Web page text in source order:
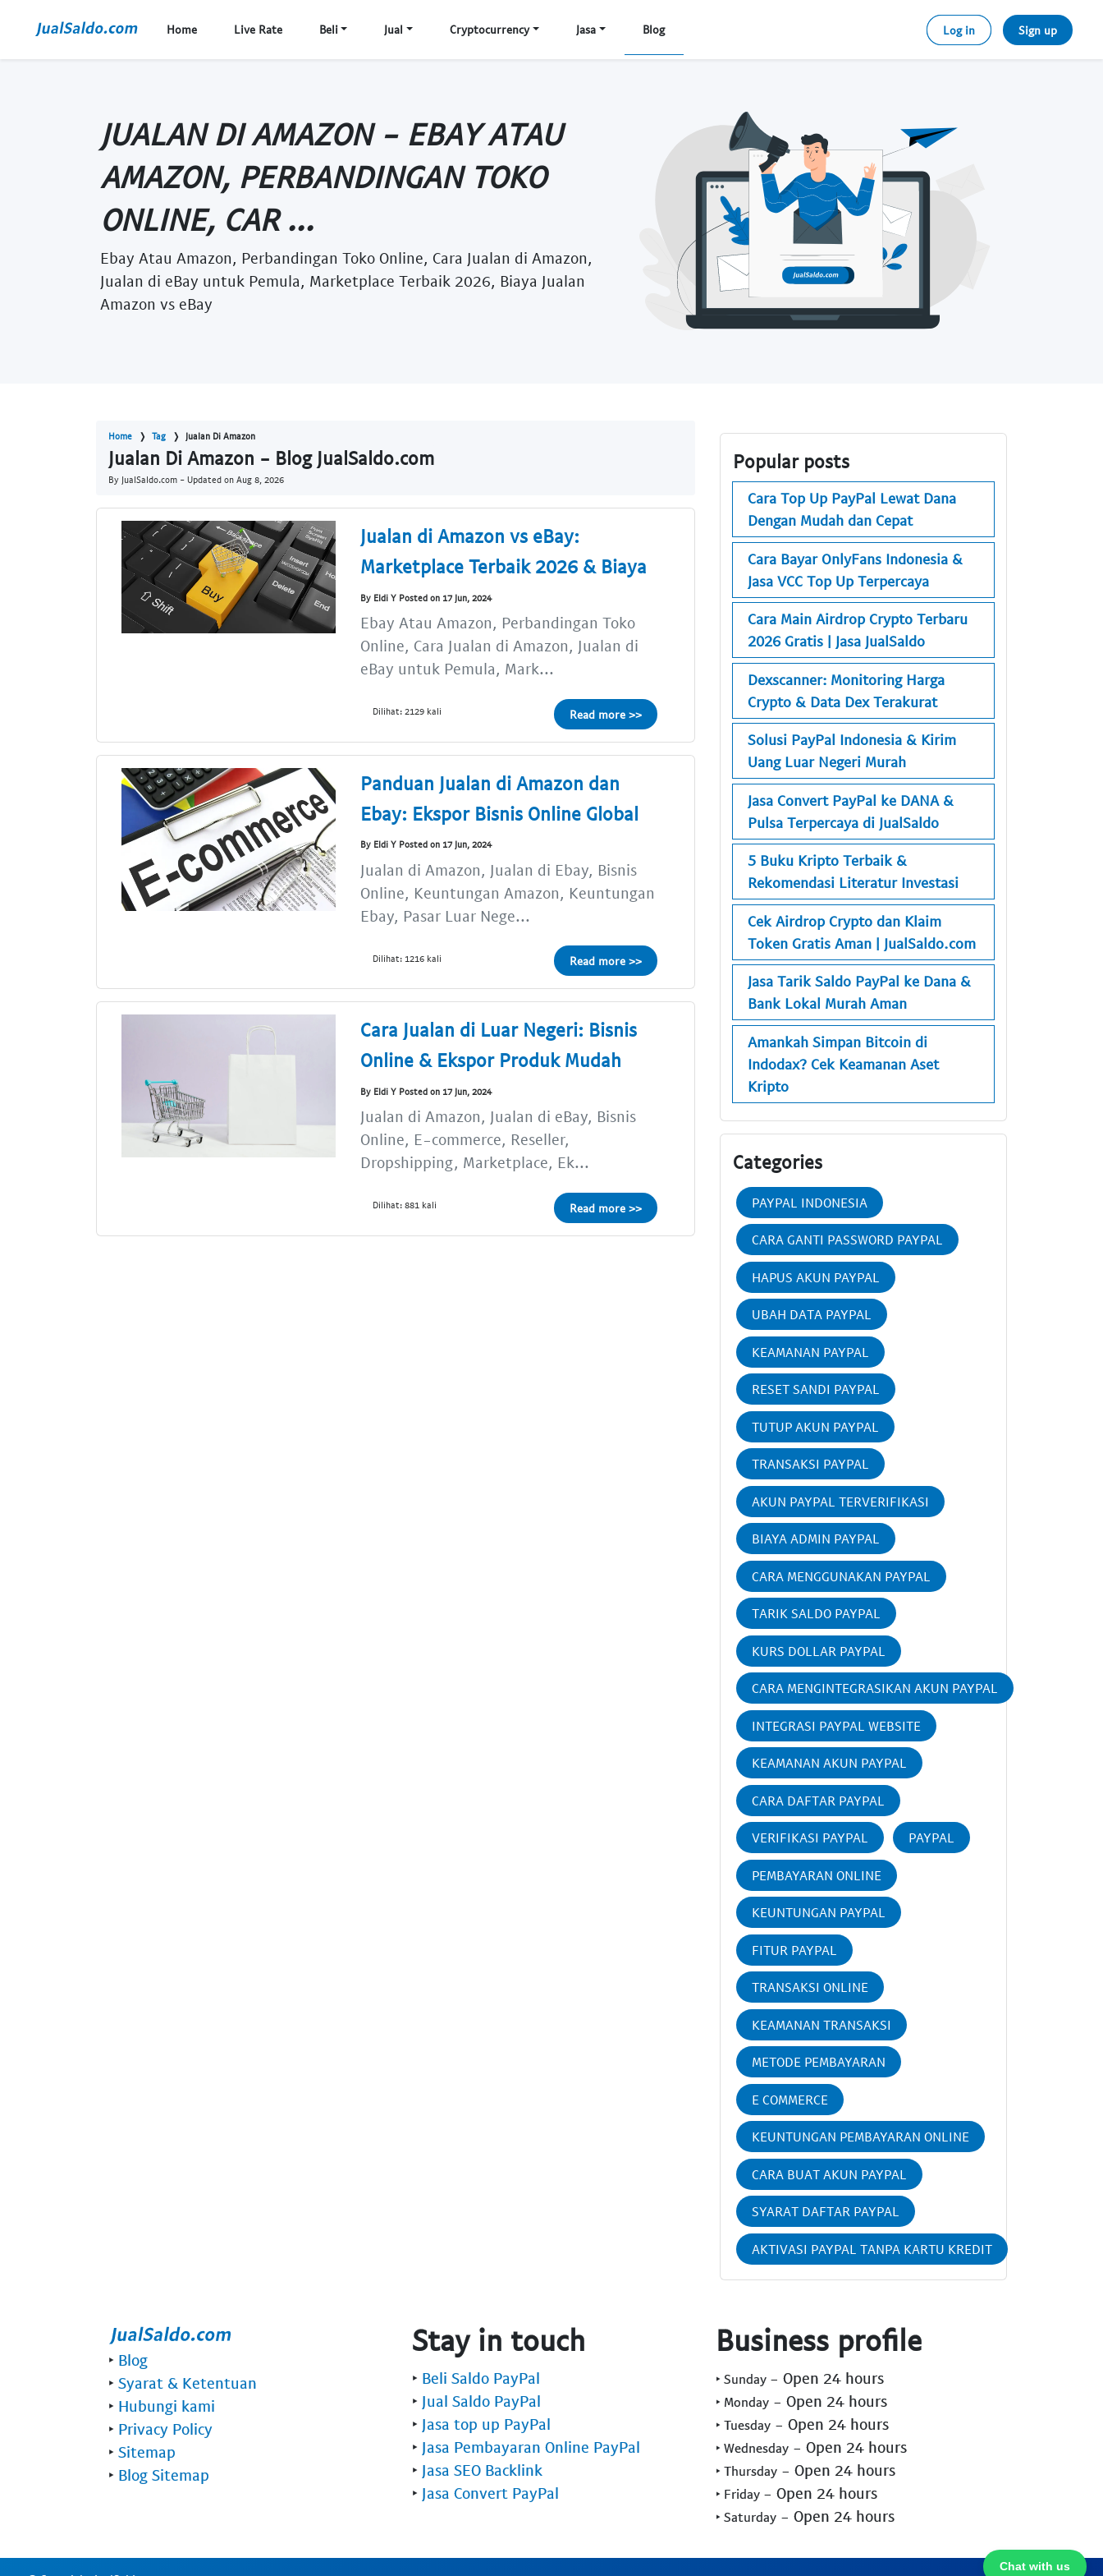
Home Live Rate Beli Jual Cryptocurrency Jasa Blog Log in Sign up
JUALAN DI AMAZON - EBAY ATAU
AMAZON, PERBANDINGAN TOKO
ONLINE, CAR ...
Ebay Atau Amazon, Perbandingan Toko Online, Cara Jualan di Amazon,
Jualan di eBay untuk Pemula, Marketplace Terbaik 2026, Biaya Jualan
Amazon vs eBay
Home Tag Jualan Di Amazon
Jualan Di Amazon - Blog JualSaldo.com
By JualSaldo.com - Updated on Aug 8, 2026
Jualan di Amazon vs eBay:
Marketplace Terbaik 2026 & Biaya
By Eldi Y Posted on 17 Jun, 2024
Ebay Atau Amazon, Perbandingan Toko
Online, Cara Jualan di Amazon, Jualan di
eBay untuk Pemula, Mark...
Dilihat: 2129 kali Read more >>
Panduan Jualan di Amazon dan
Ebay: Ekspor Bisnis Online Global
By Eldi Y Posted on 17 Jun, 2024
Jualan di Amazon, Jualan di Ebay, Bisnis
Online, Keuntungan Amazon, Keuntungan
Ebay, Pasar Luar Nege...
Dilihat: 1216 kali Read more >>
Cara Jualan di Luar Negeri: Bisnis
Online & Ekspor Produk Mudah
By Eldi Y Posted on 17 Jun, 2024
Jualan di Amazon, Jualan di eBay, Bisnis
Online, E-commerce, Reseller,
Dropshipping, Marketplace, Ek...
Dilihat: 881 kali Read more >>
Popular posts
Cara Top Up PayPal Lewat Dana
Dengan Mudah dan Cepat
Cara Bayar OnlyFans Indonesia &
Jasa VCC Top Up Terpercaya
Cara Main Airdrop Crypto Terbaru
2026 Gratis | Jasa JualSaldo
Dexscanner: Monitoring Harga
Crypto & Data Dex Terakurat
Solusi PayPal Indonesia & Kirim
Uang Luar Negeri Murah
Jasa Convert PayPal ke DANA &
Pulsa Terpercaya di JualSaldo
5 Buku Kripto Terbaik &
Rekomendasi Literatur Investasi
Cek Airdrop Crypto dan Klaim
Token Gratis Aman | JualSaldo.com
Jasa Tarik Saldo PayPal ke Dana &
Bank Lokal Murah Aman
Amankah Simpan Bitcoin di
Indodax? Cek Keamanan Aset
Kripto
Categories
PAYPAL INDONESIA
CARA GANTI PASSWORD PAYPAL
HAPUS AKUN PAYPAL
UBAH DATA PAYPAL
KEAMANAN PAYPAL
RESET SANDI PAYPAL
TUTUP AKUN PAYPAL
TRANSAKSI PAYPAL
AKUN PAYPAL TERVERIFIKASI
BIAYA ADMIN PAYPAL
CARA MENGGUNAKAN PAYPAL
TARIK SALDO PAYPAL
KURS DOLLAR PAYPAL
CARA MENGINTEGRASIKAN AKUN PAYPAL
INTEGRASI PAYPAL WEBSITE
KEAMANAN AKUN PAYPAL
CARA DAFTAR PAYPAL
VERIFIKASI PAYPAL PAYPAL
PEMBAYARAN ONLINE
KEUNTUNGAN PAYPAL
FITUR PAYPAL
TRANSAKSI ONLINE
KEAMANAN TRANSAKSI
METODE PEMBAYARAN
E COMMERCE
KEUNTUNGAN PEMBAYARAN ONLINE
CARA BUAT AKUN PAYPAL
SYARAT DAFTAR PAYPAL
AKTIVASI PAYPAL TANPA KARTU KREDIT
Chat with us
‣ Blog
‣ Syarat & Ketentuan
‣ Hubungi kami
‣ Privacy Policy
‣ Sitemap
‣ Blog Sitemap
Stay in touch
‣ Beli Saldo PayPal
‣ Jual Saldo PayPal
‣ Jasa top up PayPal
‣ Jasa Pembayaran Online PayPal
‣ Jasa SEO Backlink
‣ Jasa Convert PayPal
Business profile
‣ Sunday - Open 24 hours
‣ Monday - Open 24 hours
‣ Tuesday - Open 24 hours
‣ Wednesday - Open 24 hours
‣ Thursday - Open 24 hours
‣ Friday - Open 24 hours
‣ Saturday - Open 24 hours